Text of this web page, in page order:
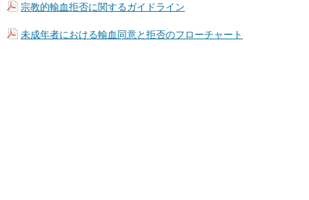
宗教的輸血拒否に関するガイドライン
未成年者における輸血同意と拒否のフローチャート